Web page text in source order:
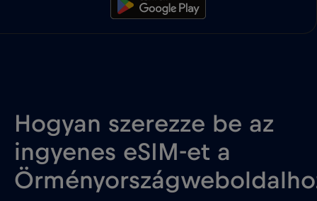
Hogyan szerezze be az
ingyenes eSIM-et a